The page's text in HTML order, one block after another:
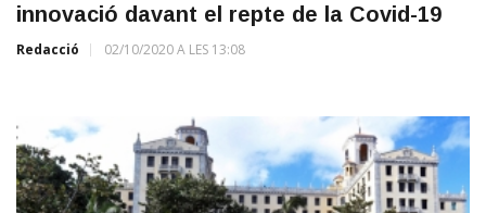
innovació davant el repte de la Covid-19
Redacció 02/10/2020 A LES 13:08